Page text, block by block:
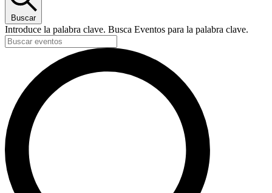
Buscar
Introduce la palabra clave. Busca Eventos para la palabra clave.